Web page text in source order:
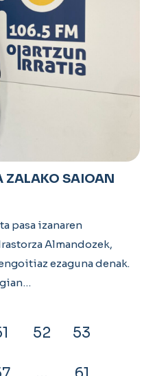
ZALAKO SAIOAN
pasa izanaren
Almandozek,
ezaguna denak.
52 53